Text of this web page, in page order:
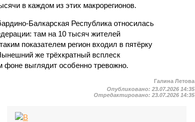
в каждом из этих макрорегионов.
Балкарская Республика относилась
там на 10 тысяч жителей
показателем регион входил в пятёрку
же трёхкратный всплеск
фоне выглядит особенно тревожно.
Галина Летова
Опубликовано:23.07.2026 14:35
Отредактировано:23.07.2026 14:35